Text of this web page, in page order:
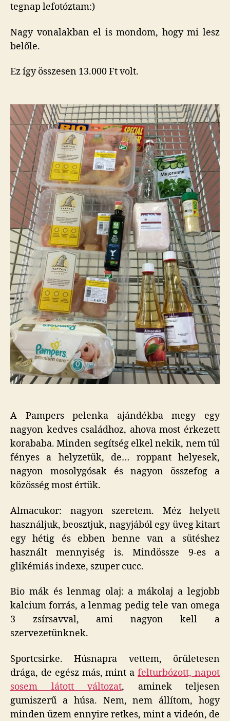
tegnap lefotóztam:)
Nagy vonalakban el is mondom, hogy mi lesz
belőle.
Ez így összesen 13.000 Ft volt.
A Pampers pelenka ajándékba megy egy
nagyon kedves családhoz, ahova most érkezett
korababa. Minden segítség elkel nekik, nem túl
fényes a helyzetük, de… roppant helyesek,
nagyon mosolygósak és nagyon összefog a
közösség most értük.
Almacukor: nagyon szeretem. Méz helyett
használjuk, beosztjuk, nagyjából egy üveg kitart
egy hétig és ebben benne van a sütéshez
használt mennyiség is. Mindössze 9-es a
glikémiás indexe, szuper cucc.
Bio mák és lenmag olaj: a mákolaj a legjobb
kalcium forrás, a lenmag pedig tele van omega
3 zsírsavval, ami nagyon kell a
szervezetünknek.
Sportcsirke. Húsnapra vettem, őrületesen
drága, de egész más, mint afelturbózott, napot
sosem látott változat, aminek teljesen
gumiszerű a húsa. Nem, nem állítom, hogy
minden üzem ennyire retkes, mint a videón, de